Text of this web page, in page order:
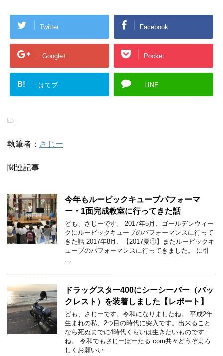
Twitter Facebook
Google+ Pocket
B! はてブ LINE
-
執筆者： さじー
関連記事
今年もルービックキューブパフォーマ
ー・1面完成教室に行ってきた話
ども、さじーです。 2017年5月、ゴールデンウィー
クにルービックキューブのパフォーマンスに行って
きた話 2017年8月、【2017夏①】またルービックキ
ューブのパフォーマンスに行ってきました。 に引
…
ドラッグスター400にシーシーバー（バッ
クレスト）を装着しました【レポート】
ども、さじーです。令和になりましたね。 平成2年
生まれの私、2つ目の時代に突入です。出来ること
なら死ぬまでに4時代くらいは生きたいものです
ね。 令和でもさじーぽーたる.com共々どうぞよろ
しくお願いい …